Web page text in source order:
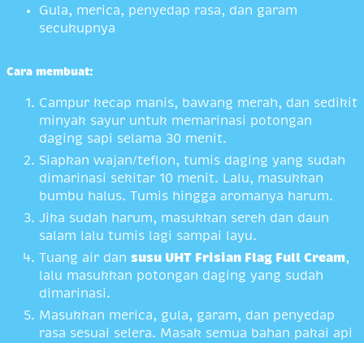
Gula, merica, penyedap rasa, dan garam
secukupnya
Cara membuat:
Campur kecap manis, bawang merah, dan sedikit
minyak sayur untuk memarinasi potongan
daging sapi selama 30 menit.
Siapkan wajan/teflon, tumis daging yang sudah
dimarinasi sekitar 10 menit. Lalu, masukkan
bumbu halus. Tumis hingga aromanya harum.
Jika sudah harum, masukkan sereh dan daun
salam lalu tumis lagi sampai layu.
Tuang air dan susu UHT Frisian Flag Full Cream,
lalu masukkan potongan daging yang sudah
dimarinasi.
Masukkan merica, gula, garam, dan penyedap
rasa sesuai selera. Masak semua bahan pakai api